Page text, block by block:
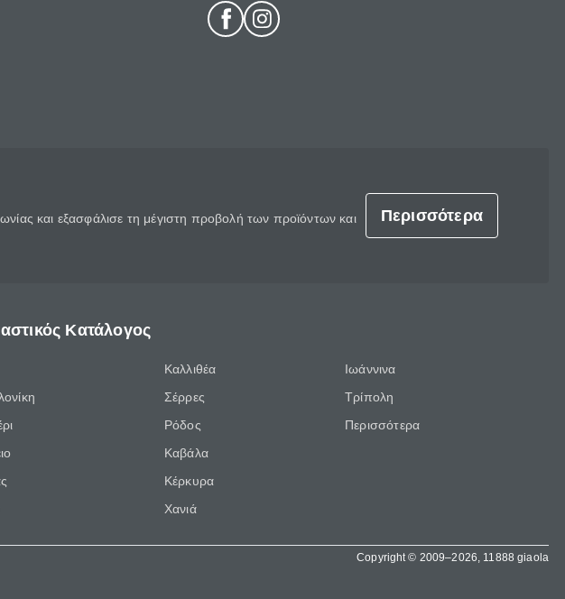
και εξασφάλισε τη μέγιστη προβολή των προϊόντων και
Περισσότερα
Κατάλογος
Καλλιθέα
Σέρρες
Ρόδος
Καβάλα
Κέρκυρα
Χανιά
Ιωάννινα
Τρίπολη
Περισσότερα
Copyright © 2009–2026, 11888 giaola